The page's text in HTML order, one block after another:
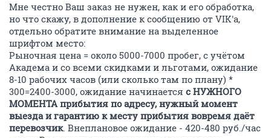
Мне честно Ваш заказ не нужен, как и его обработка,
но что скажу, в дополнение к сообщению от VIK'а,
отдельно обратите внимание на выделенное
шрифтом место:
Рыночная цена = около 5000-7000 пробег, с учётом
Академа и со всеми скидками и льготами, ожидание
8-10 рабочих часов (или сколько там по плану) *
300=2400-3000, ожидание начинается с НУЖНОГО
МОМЕНТА прибытия по адресу, нужный момент
выезда и гарантию к месту прибытия вовремя даёт
перевозчик. Внеплановое ожидание - 420-480 руб./час